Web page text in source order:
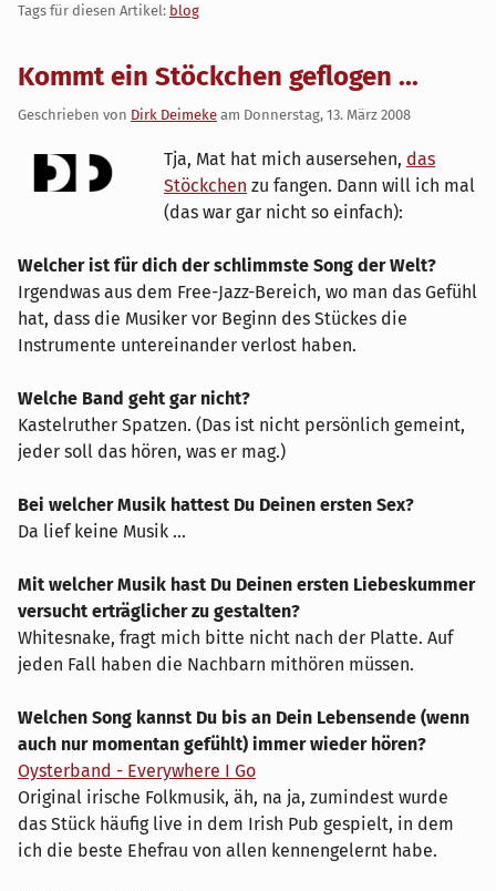
Tags für diesen Artikel: blog
Kommt ein Stöckchen geflogen ...
Geschrieben von Dirk Deimeke am Donnerstag, 13. März 2008
Tja, Mat hat mich ausersehen, das
Stöckchen zu fangen. Dann will ich mal
(das war gar nicht so einfach):
Welcher ist für dich der schlimmste Song der Welt?
Irgendwas aus dem Free-Jazz-Bereich, wo man das Gefühl
hat, dass die Musiker vor Beginn des Stückes die
Instrumente untereinander verlost haben.
Welche Band geht gar nicht?
Kastelruther Spatzen. (Das ist nicht persönlich gemeint,
jeder soll das hören, was er mag.)
Bei welcher Musik hattest Du Deinen ersten Sex?
Da lief keine Musik ...
Mit welcher Musik hast Du Deinen ersten Liebeskummer
versucht erträglicher zu gestalten?
Whitesnake, fragt mich bitte nicht nach der Platte. Auf
jeden Fall haben die Nachbarn mithören müssen.
Welchen Song kannst Du bis an Dein Lebensende (wenn
auch nur momentan gefühlt) immer wieder hören?
Oysterband - Everywhere I Go
Original irische Folkmusik, äh, na ja, zumindest wurde
das Stück häufig live in dem Irish Pub gespielt, in dem
ich die beste Ehefrau von allen kennengelernt habe.